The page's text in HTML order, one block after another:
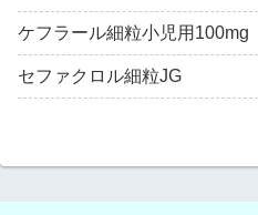
ケフラール細粒小児用100mg
セファクロル細粒JG